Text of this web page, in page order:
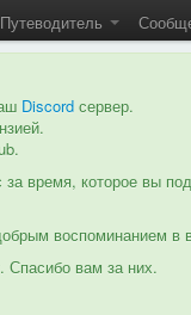
Путеводитель
Discord сервер.
время, которое вы
воспоминанием
Спасибо вам за них.